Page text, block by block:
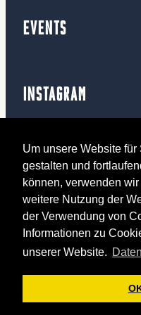
Um unsere Website für
gestalten und
können, verwenden
weitere Nutzung der
der Verwendung von
Informationen zu
unserer Website.
EVENTS
INSTAGRAM
mehr Fotos ansehen
Sucre et Sel 2026